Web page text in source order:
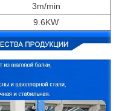
3m/min
9.6KW